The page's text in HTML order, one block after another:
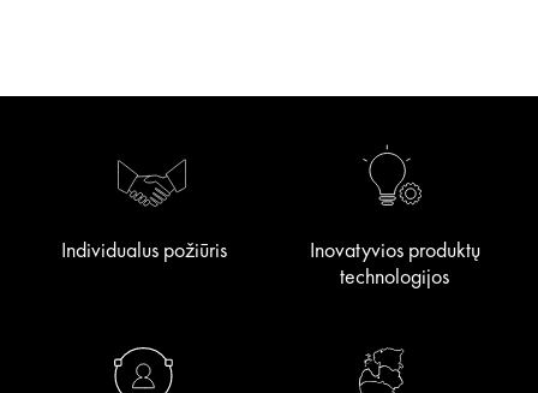
Individualus požiūris
Inovatyvios produktų
technologijos